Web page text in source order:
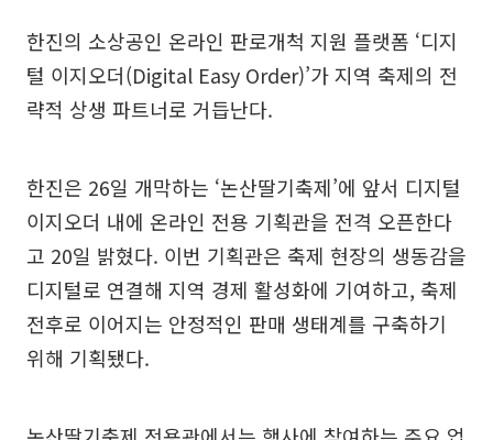
한진의 소상공인 온라인 판로개척 지원 플랫폼 ‘디지
털 이지오더(Digital Easy Order)’가 지역 축제의 전
략적 상생 파트너로 거듭난다.
한진은 26일 개막하는 ‘논산딸기축제’에 앞서 디지털
이지오더 내에 온라인 전용 기획관을 전격 오픈한다
고 20일 밝혔다. 이번 기획관은 축제 현장의 생동감을
디지털로 연결해 지역 경제 활성화에 기여하고, 축제
전후로 이어지는 안정적인 판매 생태계를 구축하기
위해 기획됐다.